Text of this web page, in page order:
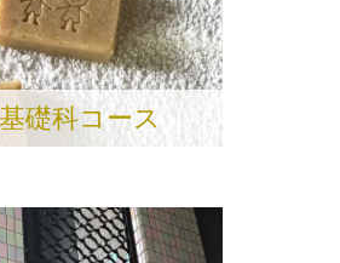
礎科コース